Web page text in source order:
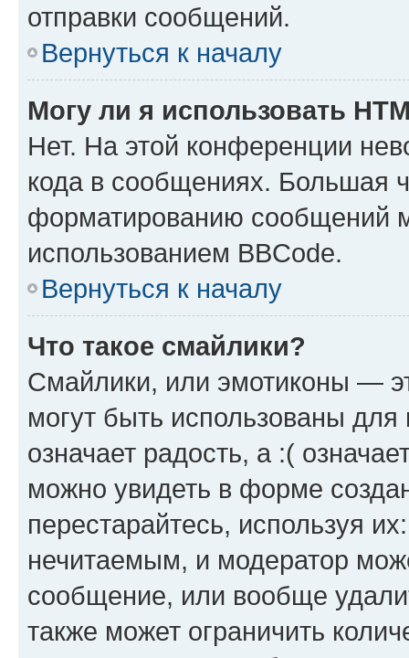
отправки сообщений.
Вернуться к началу
Могу ли я использовать
Нет. На этой конференции
кода в сообщениях. Большая
форматированию сообщений
использованием BBCode.
Вернуться к началу
Что такое смайлики?
Смайлики, или эмотиконы —
могут быть использованы
означает радость, а :(
можно увидеть в форме
перестарайтесь, используя
нечитаемым, и модератор
сообщение, или вообще
также может ограничить